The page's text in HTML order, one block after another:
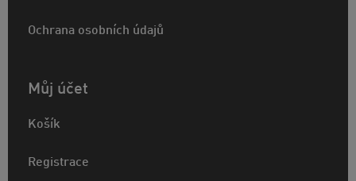
Ochrana osobních údajů
Můj účet
Košík
Registrace